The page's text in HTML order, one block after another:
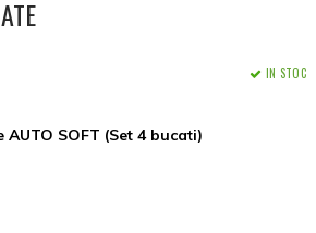
SOFT (Set 4 bucati)
IN STOC